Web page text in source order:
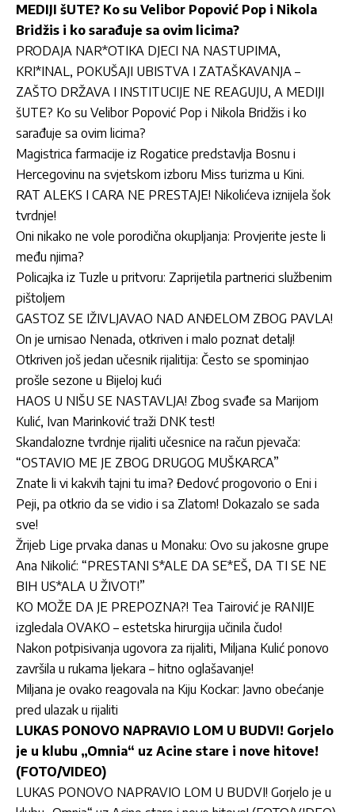
MEDIJI šUTE? Ko su Velibor Popović Pop i Nikola
Bridžis i ko sarađuje sa ovim licima?
PRODAJA NAR*OTIKA DJECI NA NASTUPIMA,
KRI*INAL, POKUŠAJI UBISTVA I ZATAŠKAVANJA –
ZAŠTO DRŽAVA I INSTITUCIJE NE REAGUJU, A MEDIJI
šUTE? Ko su Velibor Popović Pop i Nikola Bridžis i ko
sarađuje sa ovim licima?
Magistrica farmacije iz Rogatice predstavlja Bosnu i
Hercegovinu na svjetskom izboru Miss turizma u Kini.
RAT ALEKS I CARA NE PRESTAJE! Nikolićeva iznijela šok
tvrdnje!
Oni nikako ne vole porodična okupljanja: Provjerite jeste li
među njima?
Policajka iz Tuzle u pritvoru: Zaprijetila partnerici službenim
pištoljem
GASTOZ SE IŽIVLJAVAO NAD ANĐELOM ZBOG PAVLA!
On je urnisao Nenada, otkriven i malo poznat detalj!
Otkriven još jedan učesnik rijalitija: Često se spominjao
prošle sezone u Bijeloj kući
HAOS U NIŠU SE NASTAVLJA! Zbog svađe sa Marijom
Kulić, Ivan Marinković traži DNK test!
Skandalozne tvrdnje rijaliti učesnice na račun pjevača:
“OSTAVIO ME JE ZBOG DRUGOG MUŠKARCA”
Znate li vi kakvih tajni tu ima? Đedovć progovorio o Eni i
Peji, pa otkrio da se vidio i sa Zlatom! Dokazalo se sada
sve!
Žrijeb Lige prvaka danas u Monaku: Ovo su jakosne grupe
Ana Nikolić: “PRESTANI S*ALE DA SE*EŠ, DA TI SE NE
BIH US*ALA U ŽIVOT!”
KO MOŽE DA JE PREPOZNA?! Tea Tairović je RANIJE
izgledala OVAKO – estetska hirurgija učinila čudo!
Nakon potpisivanja ugovora za rijaliti, Miljana Kulić ponovo
završila u rukama ljekara – hitno oglašavanje!
Miljana je ovako reagovala na Kiju Kockar: Javno obećanje
pred ulazak u rijaliti
LUKAS PONOVO NAPRAVIO LOM U BUDVI! Gorjelo
je u klubu „Omnia“ uz Acine stare i nove hitove!
(FOTO/VIDEO)
LUKAS PONOVO NAPRAVIO LOM U BUDVI! Gorjelo je u